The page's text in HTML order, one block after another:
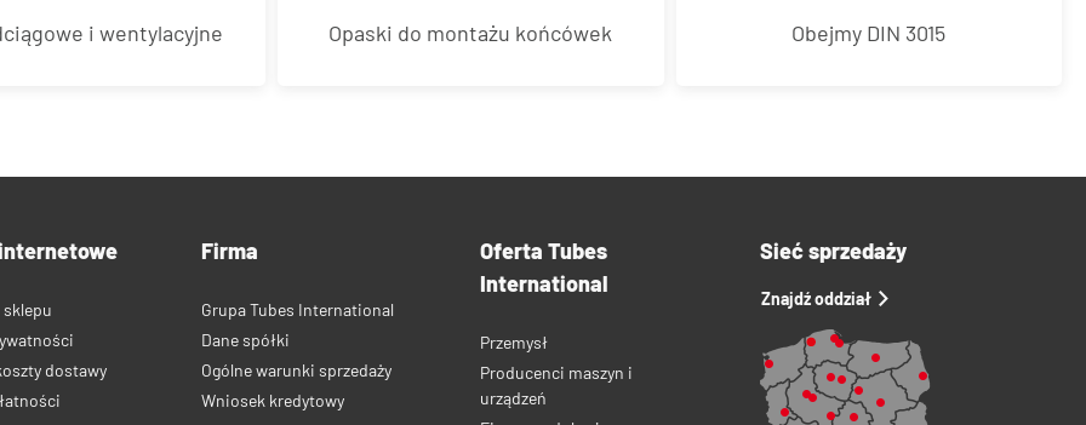
i wentylacyjne Opaski do montażu końcówek Obejmy DIN 3015
sklepu
dostawy
Firma
Grupa Tubes International
Dane spółki
Ogólne warunki sprzedaży
Wniosek kredytowy
Oferta Tubes
International
Przemysł
Producenci maszyn i
urządzeń
Sieć sprzedaży
Znajdź oddział